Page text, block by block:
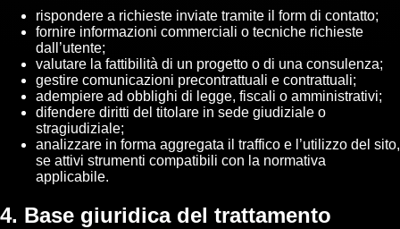
rispondere a richieste inviate tramite il form di contatto;
fornire informazioni commerciali o tecniche richieste
dall’utente;
valutare la fattibilità di un progetto o di una consulenza;
gestire comunicazioni precontrattuali e contrattuali;
adempiere ad obblighi di legge, fiscali o amministrativi;
difendere diritti del titolare in sede giudiziale o
stragiudiziale;
analizzare in forma aggregata il traffico e l’utilizzo del sito,
se attivi strumenti compatibili con la normativa
applicabile.
4. Base giuridica del trattamento